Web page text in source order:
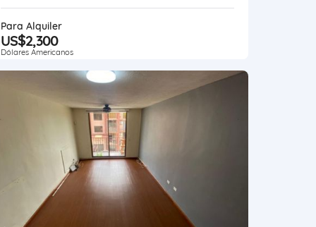
Para Alquiler
US$2,300
Dólares Americanos